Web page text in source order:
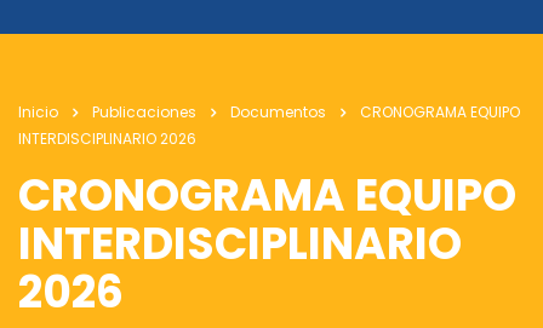
Inicio Publicaciones Documentos
CRONOGRAMA EQUIPO
INTERDISCIPLINARIO 2026
CRONOGRAMA EQUIPO
INTERDISCIPLINARIO
2026